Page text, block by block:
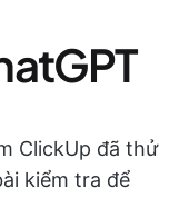
ClickUp đã thử
kiểm tra để